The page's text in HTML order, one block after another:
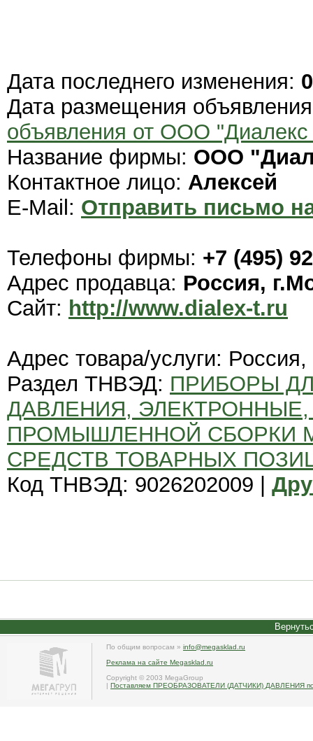
Дата последнего изменения:
Дата размещения
объявления от ООО "Диалекс
Название фирмы: ООО
Контактное лицо: Алексей
E-Mail: Отправить письмо
Телефоны фирмы: +7 (495)
Адрес продавца: Россия,
Сайт: http://www.dialex-t.ru
Адрес товара/услуги: Россия,
Раздел ТНВЭД: ПРИБОРЫ
ДАВЛЕНИЯ, ЭЛЕКТРОННЫЕ,
ПРОМЫШЛЕННОЙ СБОРКИ
СРЕДСТВ ТОВАРНЫХ
Код ТНВЭД: 9026202009 |
По общим вопросам » info@megasklad.ru
Реклама на сайте Megasklad.ru
Copyright © 2003 MegaGroup
| Поставляем ПРЕОБРАЗОВАТЕЛИ (ДАТЧИКИ) ДАВЛЕНИЯ